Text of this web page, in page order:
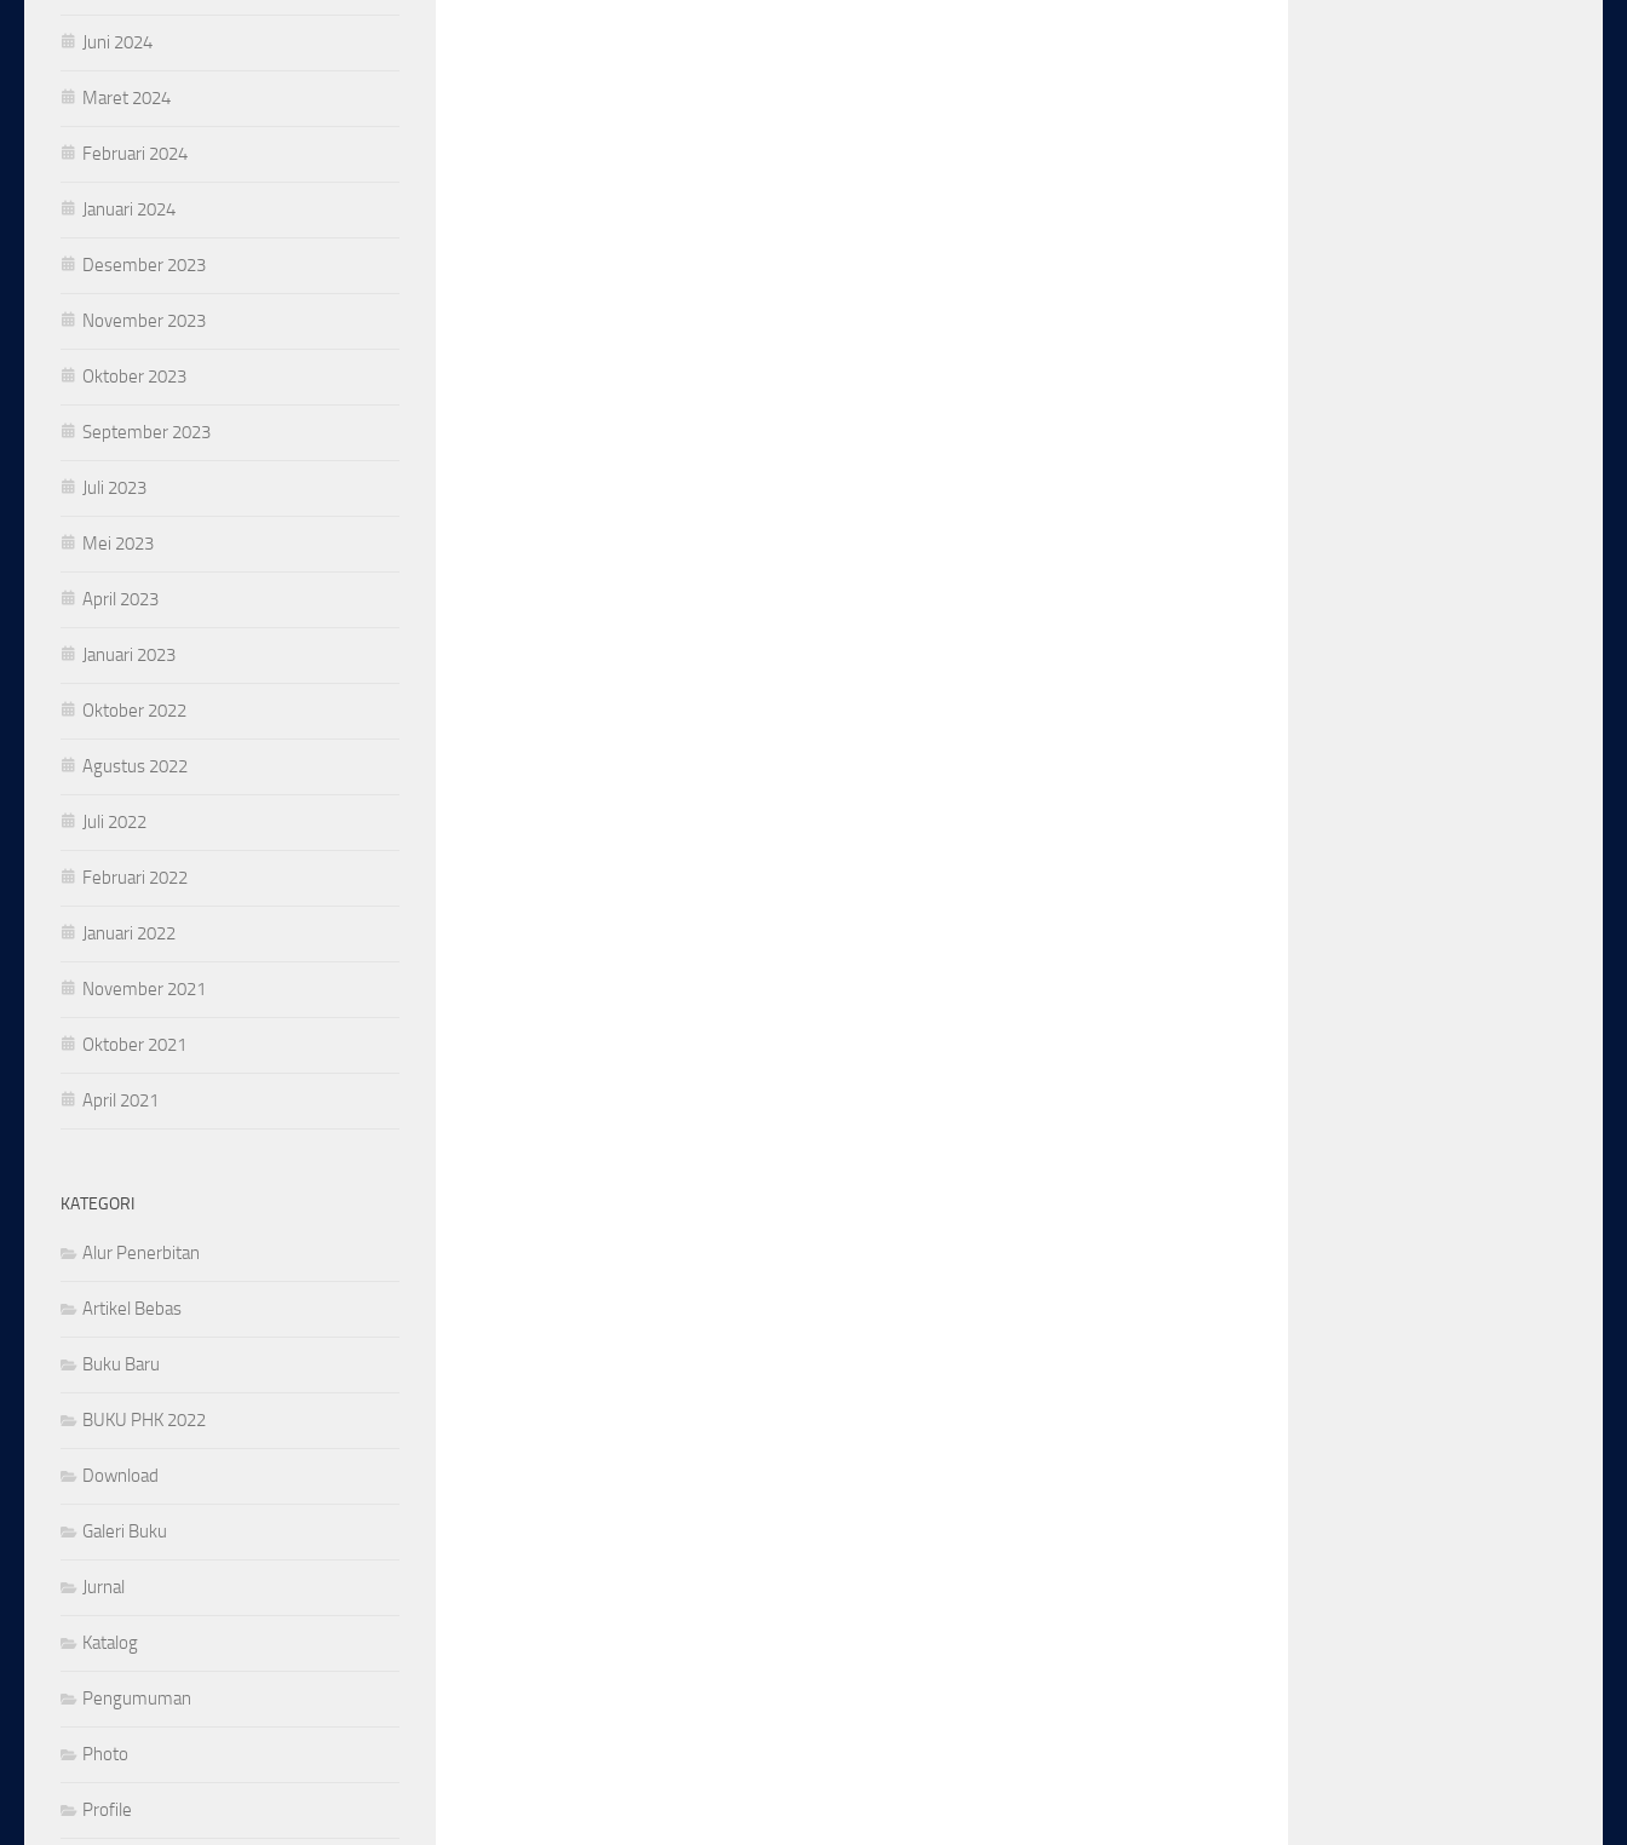
Juni 2024
Maret 2024
Februari 2024
Januari 2024
Desember 2023
November 2023
Oktober 2023
September 2023
Juli 2023
Mei 2023
April 2023
Januari 2023
Oktober 2022
Agustus 2022
Juli 2022
Februari 2022
Januari 2022
November 2021
Oktober 2021
April 2021
KATEGORI
Alur Penerbitan
Artikel Bebas
Buku Baru
BUKU PHK 2022
Download
Galeri Buku
Jurnal
Katalog
Pengumuman
Photo
Profile